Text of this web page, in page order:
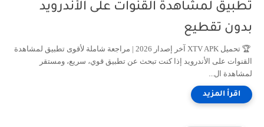
تطبيق لمشاهدة القنوات على الأندرويد
بدون تقطيع
🏆 تحميل XTV APK آخر إصدار 2026 | مراجعة شاملة لأقوى تطبيق لمشاهدة
القنوات على الأندرويد إذا كنت تبحث عن تطبيق قوي، سريع، ومستقر
لمشاهدة ال...